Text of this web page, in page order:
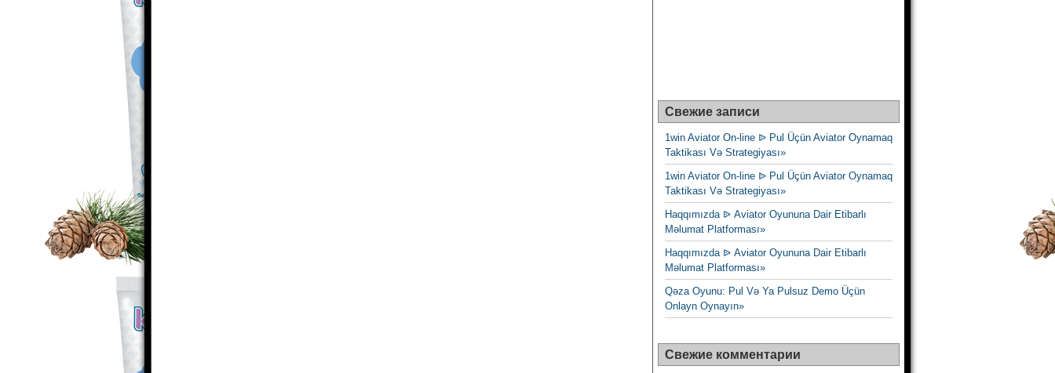
Свежие записи
1win Aviator On-line ᐉ Pul Üçün Aviator Oynamaq
Taktikası Və Strategiyası»
1win Aviator On-line ᐉ Pul Üçün Aviator Oynamaq
Taktikası Və Strategiyası»
Haqqımızda ᐉ Aviator Oyununa Dair Etibarlı
Məlumat Platforması»
Haqqımızda ᐉ Aviator Oyununa Dair Etibarlı
Məlumat Platforması»
Qəza Oyunu: Pul Və Ya Pulsuz Demo Üçün
Onlayn Oynayın»
Свежие комментарии